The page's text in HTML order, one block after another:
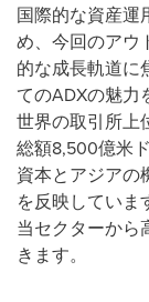
国際的な資産運
め、今回のアウ
的な成長軌道に
てのADXの魅力
世界の取引所上
総額8,500億米
資本とアジアの
を反映していま
当セクターから
きます。